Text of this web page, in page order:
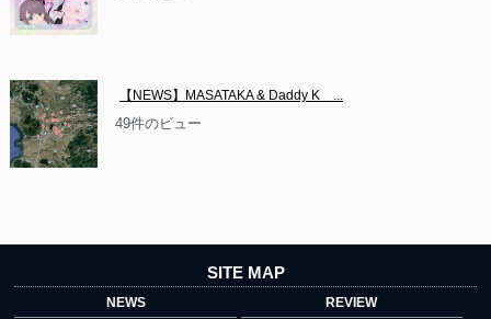
【NEWS】MASATAKA & Daddy K　...
49件のビュー
SITE MAP
NEWS REVIEW